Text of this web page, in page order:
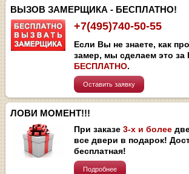
ВЫЗОВ ЗАМЕРЩИКА - БЕСПЛАТНО!
+7(495)740-50-55
Если Вы не знаете, как
замер, мы сделаем это за
БЕСПЛАТНО.
Оставить заявку
ЛОВИ МОМЕНТ!!!
При заказе3-х и более
все двери в подарок!
бесплатная!
Подробнее